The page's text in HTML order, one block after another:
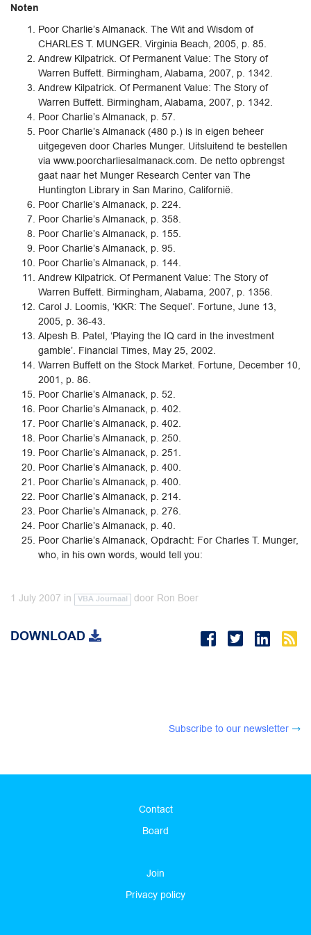
Noten
Poor Charlie’s Almanack. The Wit and Wisdom of
CHARLES T. MUNGER. Virginia Beach, 2005, p. 85.
Andrew Kilpatrick. Of Permanent Value: The Story of
Warren Buffett. Birmingham, Alabama, 2007, p. 1342.
Andrew Kilpatrick. Of Permanent Value: The Story of
Warren Buffett. Birmingham, Alabama, 2007, p. 1342.
Poor Charlie’s Almanack, p. 57.
Poor Charlie’s Almanack (480 p.) is in eigen beheer
uitgegeven door Charles Munger. Uitsluitend te bestellen
via www.poorcharliesalmanack.com. De netto opbrengst
gaat naar het Munger Research Center van The
Huntington Library in San Marino, Californië.
Poor Charlie’s Almanack, p. 224.
Poor Charlie’s Almanack, p. 358.
Poor Charlie’s Almanack, p. 155.
Poor Charlie’s Almanack, p. 95.
Poor Charlie’s Almanack, p. 144.
Andrew Kilpatrick. Of Permanent Value: The Story of
Warren Buffett. Birmingham, Alabama, 2007, p. 1356.
Carol J. Loomis, ‘KKR: The Sequel’. Fortune, June 13,
2005, p. 36-43.
Alpesh B. Patel, ‘Playing the IQ card in the investment
gamble’. Financial Times, May 25, 2002.
Warren Buffett on the Stock Market. Fortune, December 10,
2001, p. 86.
Poor Charlie’s Almanack, p. 52.
Poor Charlie’s Almanack, p. 402.
Poor Charlie’s Almanack, p. 402.
Poor Charlie’s Almanack, p. 250.
Poor Charlie’s Almanack, p. 251.
Poor Charlie’s Almanack, p. 400.
Poor Charlie’s Almanack, p. 400.
Poor Charlie’s Almanack, p. 214.
Poor Charlie’s Almanack, p. 276.
Poor Charlie’s Almanack, p. 40.
Poor Charlie’s Almanack, Opdracht: For Charles T. Munger,
who, in his own words, would tell you:
1 July 2007 in VBA Journaal door Ron Boer
DOWNLOAD
Subscribe to our newsletter
Contact
Board
Join
Privacy policy